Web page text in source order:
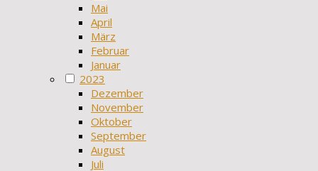
Mai
April
März
Februar
Januar
2023
Dezember
November
Oktober
September
August
Juli